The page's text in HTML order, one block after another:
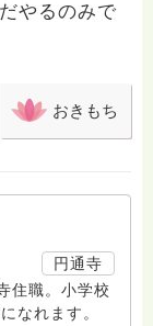
やるのみで
おきもち
円通寺
職。小学校
なれます。